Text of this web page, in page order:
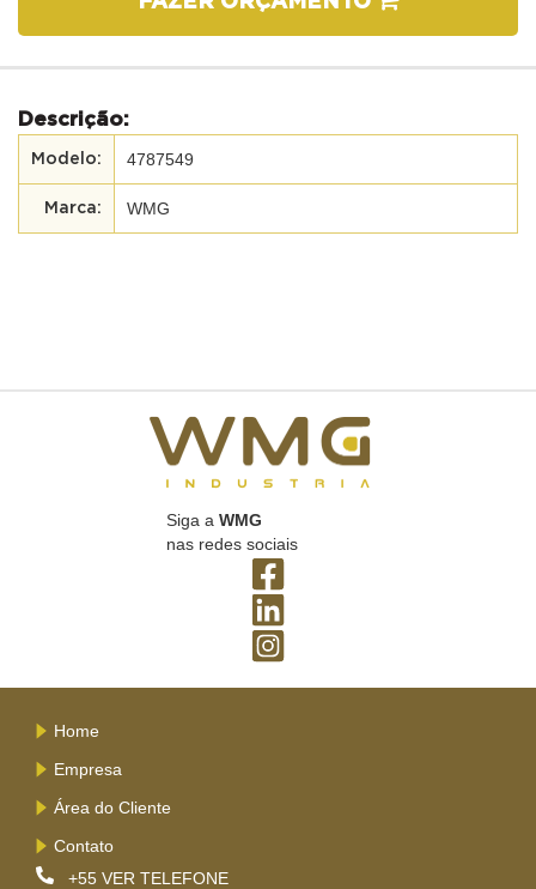
Descrição:
4787549
WMG
Siga a WMG
nas redes sociais
Home
Empresa
Área do Cliente
Contato
+55 VER TELEFONE